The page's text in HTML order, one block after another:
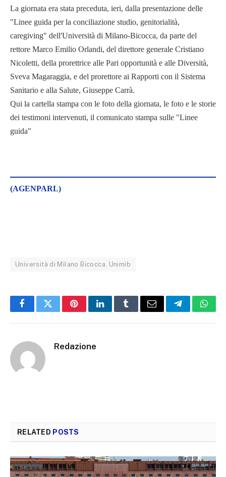
La giornata era stata preceduta, ieri, dalla presentazione delle
"Linee guida per la conciliazione studio, genitorialità,
caregiving" dell'Università di Milano-Bicocca, da parte del
rettore Marco Emilio Orlandi, del direttore generale Cristiano
Nicoletti, della prorettrice alle Pari opportunità e alle Diversità,
Sveva Magaraggia, e del prorettore ai Rapporti con il Sistema
Sanitario e alla Salute, Giuseppe Carrà.
Qui la cartella stampa con le foto della giornata, le foto e le storie
dei testimoni intervenuti, il comunicato stampa sulle "Linee
guida"
(AGENPARL)
Università di Milano Bicocca, Unimib
FacebookTwitterPinterestLinkedInTumblrEmail Telegram
Redazione
RELATED POSTS